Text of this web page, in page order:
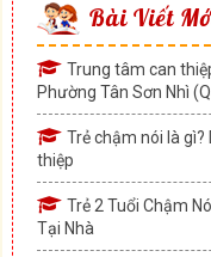
Bài Viết
Trung tâm can
Phường Tân Sơn Nhì
Trẻ chậm nói là gì?
thiệp
Trẻ 2 Tuổi Chậm
Tại Nhà